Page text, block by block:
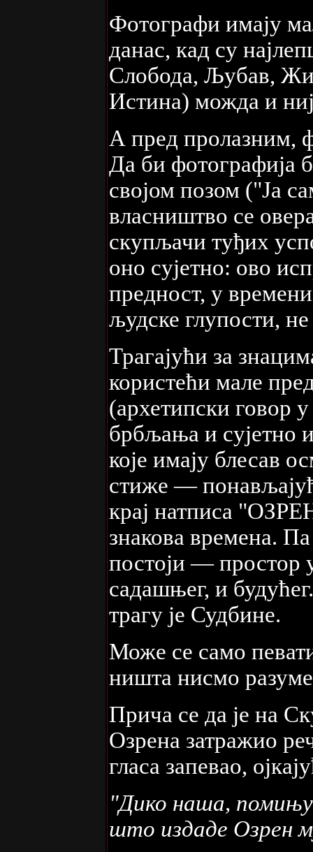
Фотографи имају
данас, кад су
Слобода, Љубав,
Истина) можда и
А пред пролазним,
Да би фотографија
својом позом ("Ја
власништво се
скупљачи туђих
оно сујетно: ово
предност, у
људске глупости,
Трагајући за
користећи мале
(архетипски говор
брбљања и сујетно
које имају блесав
стиже —
крај натписа
знакова времена.
постоји — простор
садашњег, и
трагу је Судбине.
Може се само
ништа нисмо
Прича се да је на
Озрена затражио
гласа запевао,
"Дико наша,
што издаде Озрен